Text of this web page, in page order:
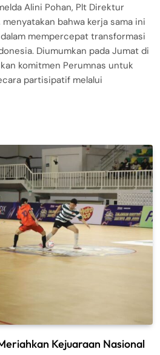
Alini Pohan, Plt Direktur
bahwa kerja sama ini
mempercepat transformasi
Diumumkan pada Jumat di
komitmen Perumnas untuk
partisipatif melalui
Kejuaraan Nasional